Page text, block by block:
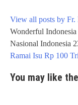
View all posts by
Post
navigation
Wonderful
Nasional Indonesia
Ramai Isu Rp 100
You may like